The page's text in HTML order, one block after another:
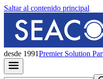
Saltar al contenido principal
desde 1991PremierSolution